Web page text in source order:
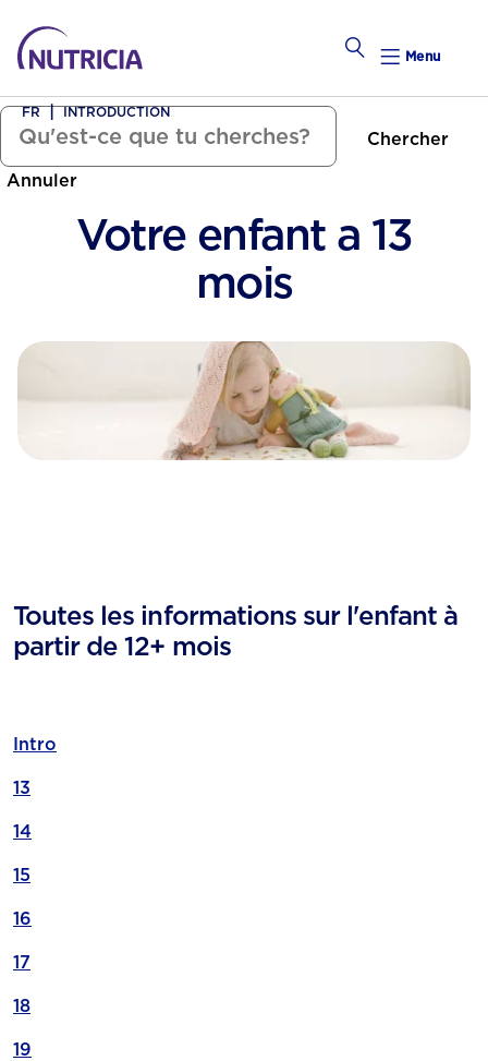
Tomber Enceinte
Menu
Chercher
Annuler
Votre enfant a 13
mois
FR INTRODUCTION
Toutes les informations sur l'enfant à
partir de 12+ mois
Intro
13
14
15
16
17
18
19